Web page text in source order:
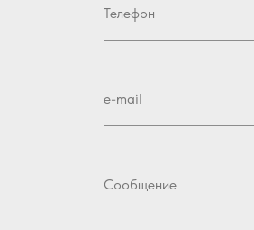
Телефон
e-mail
Сообщение